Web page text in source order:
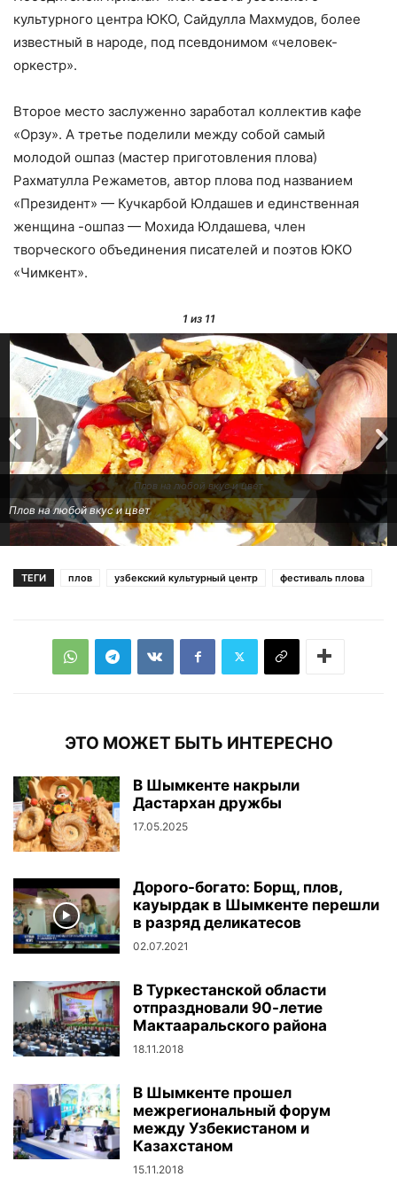
культурного центра ЮКО, Сайдулла Махмудов, более
известный в народе, под псевдонимом «человек-
оркестр».
Второе место заслуженно заработал коллектив кафе
«Орзу». А третье поделили между собой самый
молодой ошпаз (мастер приготовления плова)
Рахматулла Режаметов, автор плова под названием
«Президент» — Кучкарбой Юлдашев и единственная
женщина -ошпаз — Мохида Юлдашева, член
творческого объединения писателей и поэтов ЮКО
«Чимкент».
1из 11
Плов на любой вкус и цвет
Плов на любой вкус и цвет
Плов-победитель - настоящее произведение искусства
Право первой ложки у жюри
Право первой ложки у жюри
ТЕГИ плов узбекский культурный центр фестиваль плова
ЭТО МОЖЕТ БЫТЬ ИНТЕРЕСНО
В Шымкенте накрыли
Дастархан дружбы
17.05.2025
Дорого-богато: Борщ, плов,
кауырдак в Шымкенте перешли
в разряд деликатесов
02.07.2021
В Туркестанской области
отпраздновали 90-летие
Мактааральского района
18.11.2018
В Шымкенте прошел
межрегиональный форум
между Узбекистаном и
Казахстаном
15.11.2018